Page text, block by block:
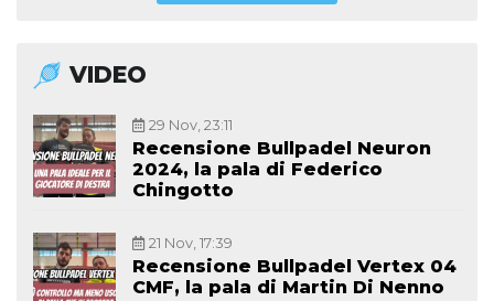
VIDEO
29 Nov, 23:11
Recensione Bullpadel Neuron
2024, la pala di Federico
Chingotto
21 Nov, 17:39
Recensione Bullpadel Vertex 04
CMF, la pala di Martin Di Nenno